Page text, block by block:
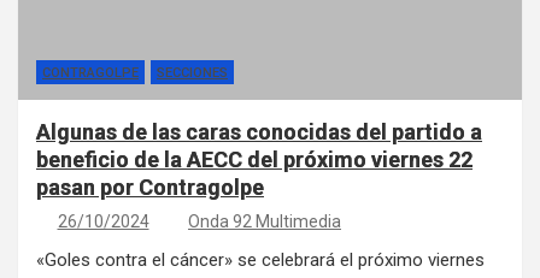
CONTRAGOLPE SECCIONES
Algunas de las caras conocidas del partido a
beneficio de la AECC del próximo viernes 22
pasan por Contragolpe
26/10/2024 Onda 92 Multimedia
«Goles contra el cáncer» se celebrará el próximo viernes